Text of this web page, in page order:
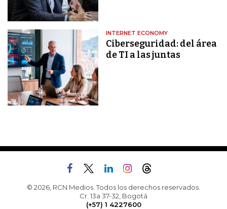
INTERNET ECONOMY
Ciberseguridad: del área
de TI a las juntas
© 2026, RCN Medios. Todos los derechos reservados.
Cr. 13a 37-32, Bogotá
(+57) 1 4227600